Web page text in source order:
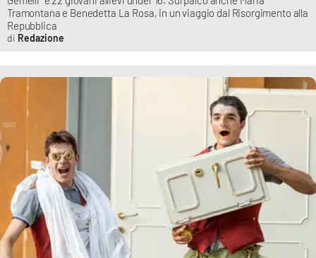
Tramontana e Benedetta La Rosa, in un viaggio dal Risorgimento alla
Repubblica
Redazione